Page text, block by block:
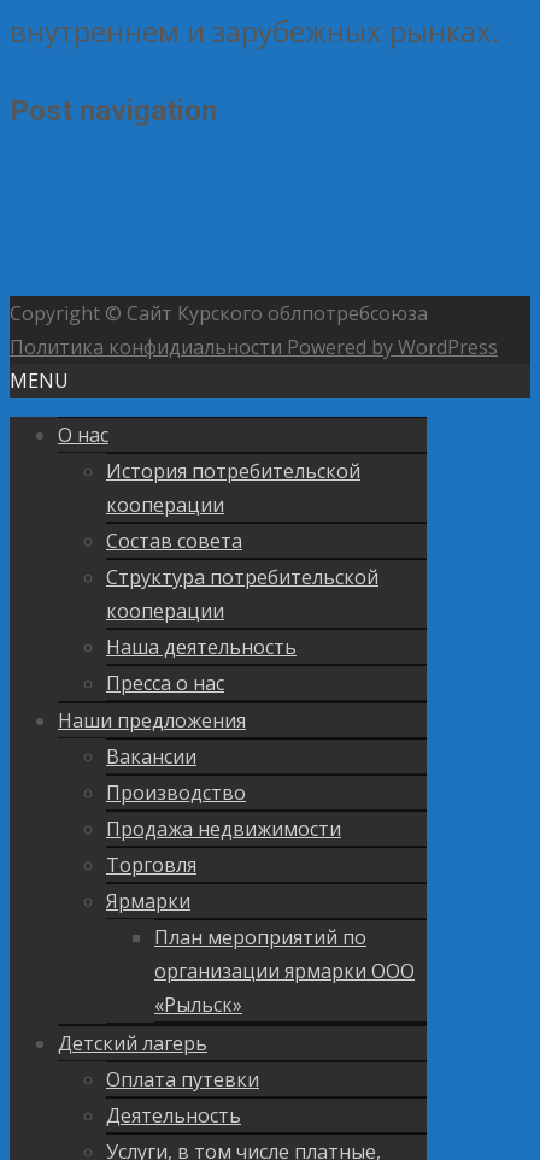
внутреннем и зарубежных рынках.
Post navigation
Copyright © Сайт Курского облпотребсоюза
Политика конфидиальности Powered by WordPress
MENU
О нас
История потребительской
кооперации
Состав совета
Структура потребительской
кооперации
Наша деятельность
Пресса о нас
Наши предложения
Вакансии
Производство
Продажа недвижимости
Торговля
Ярмарки
План мероприятий по
организации ярмарки ООО
«Рыльск»
Детский лагерь
Оплата путевки
Деятельность
Услуги, в том числе платные,